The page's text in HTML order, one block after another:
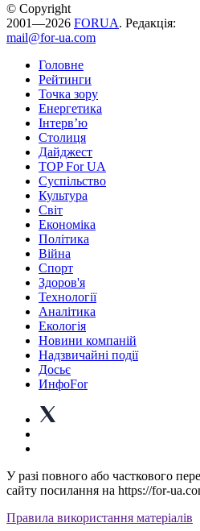
© Copyright
2001—2026 FORUA. Редакція:
mail@for-ua.com
Головне
Рейтинги
Точка зору
Енергетика
Інтерв’ю
Столиця
Дайджест
TOP For UA
Суспiльство
Культура
Світ
Економіка
Політика
Війна
Спорт
Здоров'я
Технології
Аналітика
Екологія
Новини компаній
Надзвичайні події
Досьє
ИнфоFor
У разі повного або часткового
сайту посилання на https://for-
Правила використання матеріалів